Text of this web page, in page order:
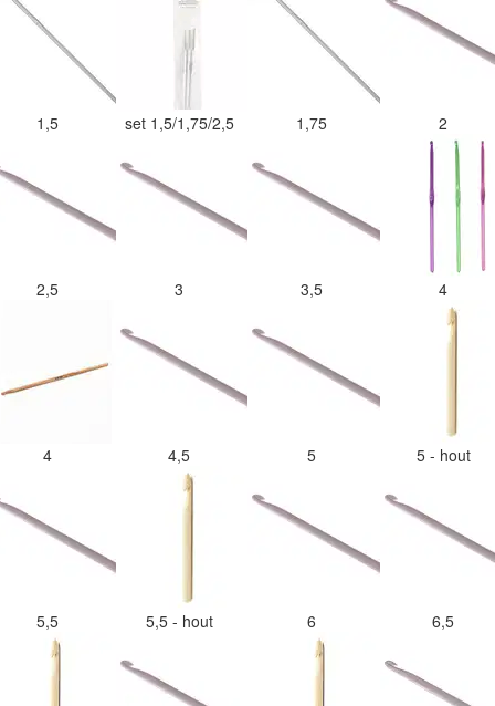
1,5 set 1,5/1,75/2,5 1,75 2
2,5 3 3,5 4
4 4,5 5 5 - hout
5,5 5,5 - hout 6 6,5